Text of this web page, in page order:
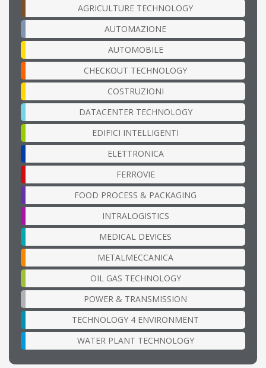
AGRICULTURE TECHNOLOGY
AUTOMAZIONE
AUTOMOBILE
CHECKOUT TECHNOLOGY
COSTRUZIONI
DATACENTER TECHNOLOGY
EDIFICI INTELLIGENTI
ELETTRONICA
FERROVIE
FOOD PROCESS & PACKAGING
INTRALOGISTICS
MEDICAL DEVICES
METALMECCANICA
OIL GAS TECHNOLOGY
POWER & TRANSMISSION
TECHNOLOGY 4 ENVIRONMENT
WATER PLANT TECHNOLOGY